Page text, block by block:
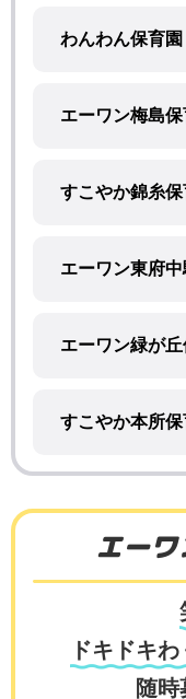
わんわん保育園
エーワン梅島保
すこやか錦糸保
エーワン東府
エーワン緑が丘
すこやか本所保
エー
ドキドキ
随時